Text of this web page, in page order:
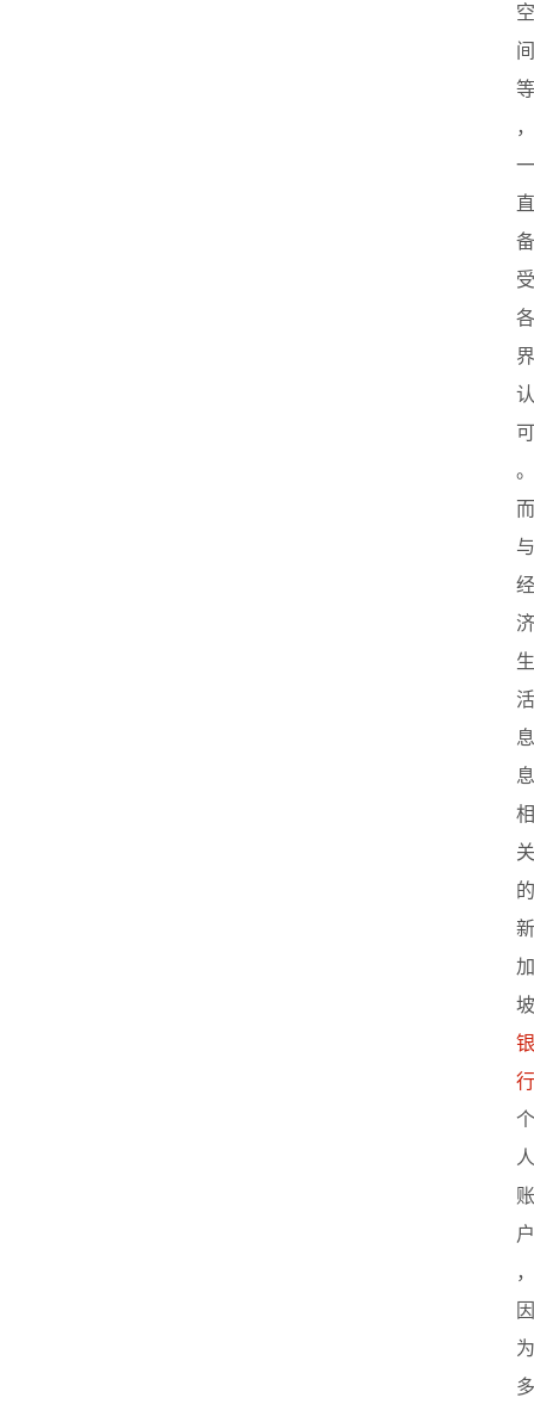
空
间
等
，
一
直
备
受
各
界
认
可
。
而
与
经
济
生
活
息
息
相
关
的
新
加
坡
银
行
个
人
账
户
，
因
为
多